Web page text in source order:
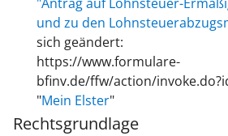
und zu den
sich geändert:
https://www.formulare-
bfinv.de/ffw/action/
"Mein Elster"
Rechtsgrundlage